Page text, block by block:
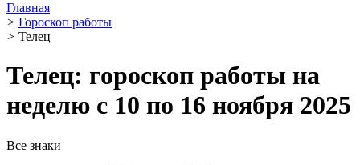
Главная
> Гороскоп работы
> Телец ️
Телец: гороскоп работы на
неделю с 10 по 16 ноября 2025
Все знаки